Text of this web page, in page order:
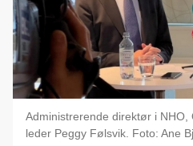
Administrerende direktør i NHO,
leder Peggy Følsvik. Foto: Ane